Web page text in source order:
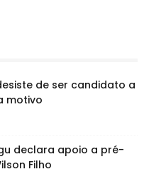
de ser candidato a
motivo
declara apoio a pré-
Filho